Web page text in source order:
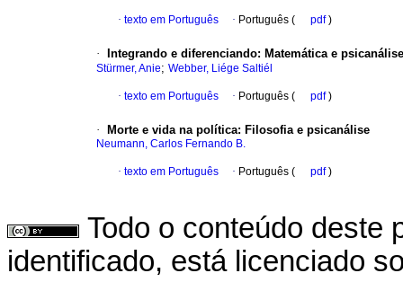
· texto em Português · Português ( pdf)
· Integrando e diferenciando: Matemática e psicanálise
Stürmer, Anie; Webber, Liége Saltiél
· texto em Português · Português ( pdf)
· Morte e vida na política: Filosofia e psicanálise
Neumann, Carlos Fernando B.
· texto em Português · Português ( pdf)
Todo o conteúdo deste
identificado, está licenciado